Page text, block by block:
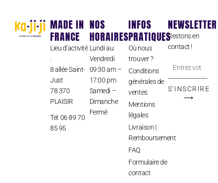
MADE IN
FRANCE
Lieu d’activité
:
8 allée Saint-
Just
78 370
PLAISIR
Tel: 06 89 70
85 95
NOS
HORAIRES
Lundi au
Vendredi
09:30 am –
17:00 pm
Samedi –
Dimanche
Fermé
INFOS
PRATIQUES
Où nous
trouver ?
Conditions
générales de
ventes
Mentions
légales
Livraison |
Remboursement
FAQ
Formulaire de
contact
NEWSLETTER
Restons en
contact !
Entrez
votre
adresse
S'INSCRIRE
⟶